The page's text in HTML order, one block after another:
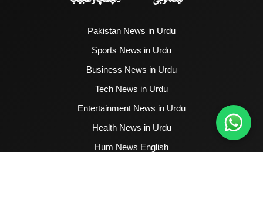
Pakistan News in Urdu
Sports News in Urdu
Business News in Urdu
Tech News in Urdu
Entertainment News in Urdu
Health News in Urdu
Hum News English